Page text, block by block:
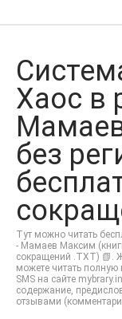
Хаос в
без
Тут можно читать
- Мамаев Максим
сокращений .TXT) 📗.
можете читать полную
SMS на сайте
содержание,
отзывами